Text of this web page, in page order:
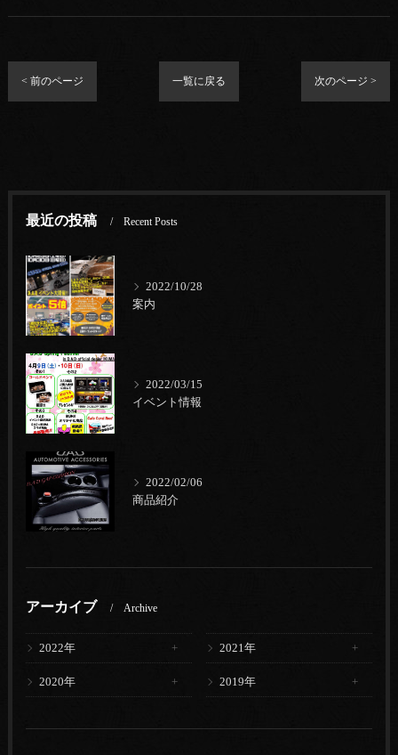
< 前のページ 一覧に戻る 次のページ >
最近の投稿 Recent Posts
2022/10/28
案内
2022/03/15
イベント情報
2022/02/06
商品紹介
アーカイブ Archive
2022年 2021年
2020年 2019年